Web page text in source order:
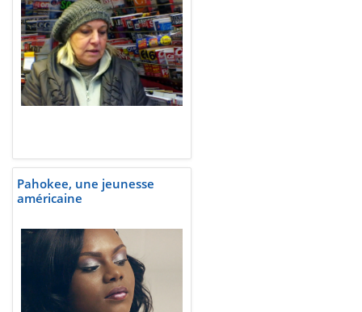
Pahokee, une jeunesse
américaine